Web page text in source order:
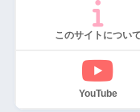
このサイトについて
YouTube